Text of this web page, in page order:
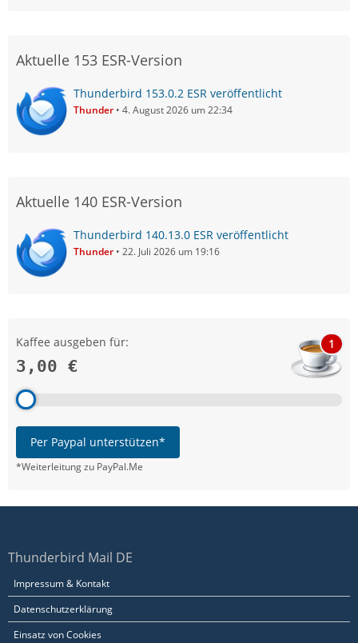
Aktuelle 153 ESR-Version
Thunderbird 153.0.2 ESR veröffentlicht
Thunder 4. August 2026 um 22:34
Aktuelle 140 ESR-Version
Thunderbird 140.13.0 ESR veröffentlicht
Thunder 22. Juli 2026 um 19:16
Kaffee ausgeben für:
3,00 €
1
Per Paypal unterstützen*
*Weiterleitung zu PayPal.Me
Thunderbird Mail DE
Impressum & Kontakt
Datenschutzerklärung
Einsatz von Cookies